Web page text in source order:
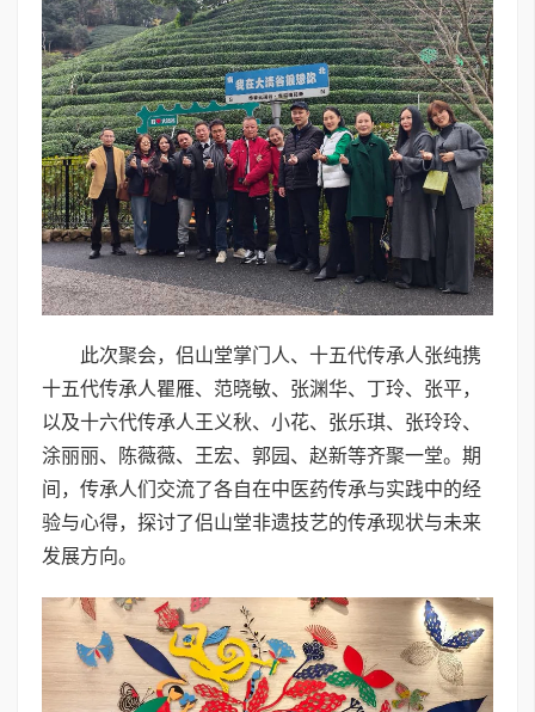
此次聚会，侣山堂掌门人、十五代传承人张纯携
十五代传承人瞿雁、范晓敏、张渊华、丁玲、张平，
以及十六代传承人王义秋、小花、张乐琪、张玲玲、
涂丽丽、陈薇薇、王宏、郭园、赵新等齐聚一堂。期
间，传承人们交流了各自在中医药传承与实践中的经
验与心得，探讨了侣山堂非遗技艺的传承现状与未来
发展方向。